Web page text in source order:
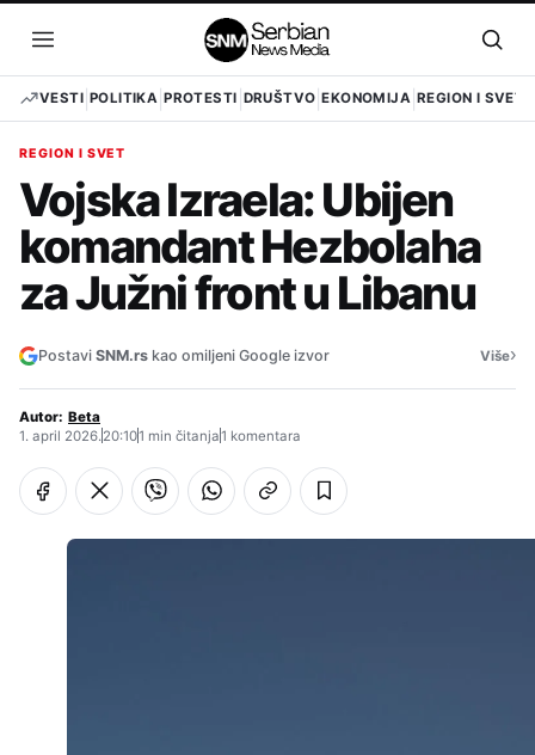
sadržaj
Otvori
meni
VESTI POLITIKA PROTESTI DRUŠTVO EKONOMIJA REGION I SVET
REGION I SVET
Vojska Izraela: Ubijen
komandant Hezbolaha
za Južni front u Libanu
Postavi SNM.rs kao omiljeni Google izvor Više›
Autor: Beta
1. april 2026.20:101 min čitanja1 komentara